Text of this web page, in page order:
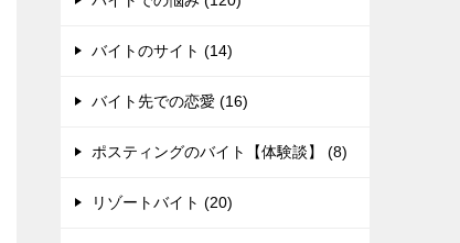
バイトのサイト (14)
バイト先での恋愛 (16)
ポスティングのバイト【体験談】 (8)
リゾートバイト (20)